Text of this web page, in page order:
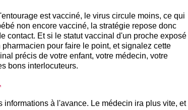
est vacciné, le virus circule moins, ce qui
non encore vacciné, la stratégie repose donc
contact. Et si le statut vaccinal d'un proche exposé
pour faire le point, et signalez cette
précis de votre enfant, votre médecin, votre
bons interlocuteurs.
à l'avance. Le médecin ira plus vite, et